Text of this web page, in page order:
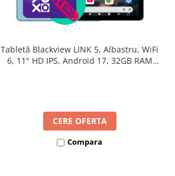
Tabletă Blackview LINK 5, Albastru, WiFi
6, 11" HD IPS, Android 17, 32GB RAM
CERE OFERTA
Compara